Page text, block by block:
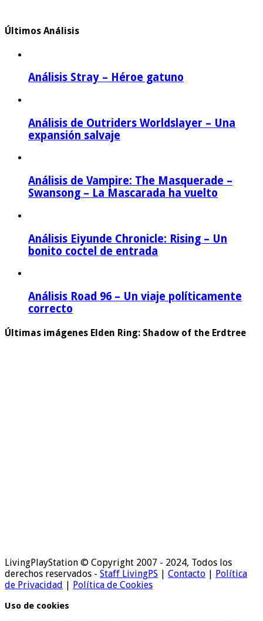
Últimos Análisis
Análisis Stray – Héroe gatuno
Análisis de Outriders Worldslayer – Una
expansión salvaje
Análisis de Vampire: The Masquerade –
Swansong – La Mascarada ha vuelto
Análisis Eiyunde Chronicle: Rising – Un
bonito coctel de entrada
Análisis Road 96 – Un viaje políticamente
correcto
Últimas imágenes Elden Ring: Shadow of the Erdtree
LivingPlayStation © Copyright 2007 - 2024, Todos los
derechos reservados - Staff LivingPS | Contacto | Política
de Privacidad | Política de Cookies
Uso de cookies